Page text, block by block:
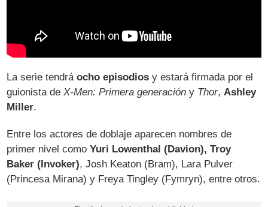
La serie tendráocho episodios y estará firmada por el
guionista deX-Men: Primera generación y Thor,Ashley
Miller.
Entre los actores de doblaje aparecen nombres de
primer nivel comoYuri Lowenthal (Davion), Troy
Baker (Invoker), Josh Keaton (Bram), Lara Pulver
(Princesa Mirana) y Freya Tingley (Fymryn), entre otros.